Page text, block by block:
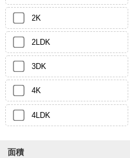
2K
2LDK
3DK
4K
4LDK
面積